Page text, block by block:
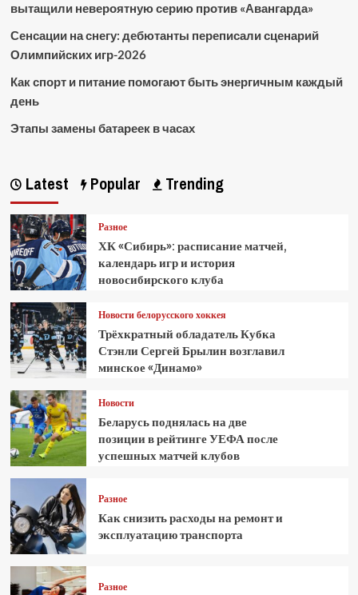
вытащили невероятную серию против «Авангарда»
Сенсации на снегу: дебютанты переписали сценарий
Олимпийских игр-2026
Как спорт и питание помогают быть энергичным каждый
день
Этапы замены батареек в часах
Latest Popular Trending
Разное
ХК «Сибирь»: расписание матчей,
календарь игр и история
новосибирского клуба
Новости белорусского хоккея
Трёхкратный обладатель Кубка
Стэнли Сергей Брылин возглавил
минское «Динамо»
Новости
Беларусь поднялась на две
позиции в рейтинге УЕФА после
успешных матчей клубов
Разное
Как снизить расходы на ремонт и
эксплуатацию транспорта
Разное